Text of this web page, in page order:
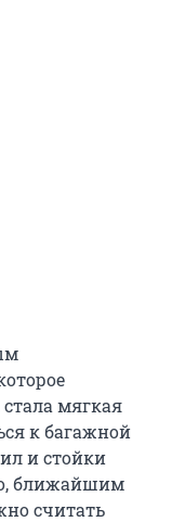
мягкая
к багажной
и стойки
ближайшим
считать